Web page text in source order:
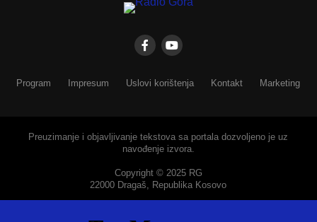
Program Impresum Uslovi korištenja Kontakt Marketing
Preuzimanje i objavljivanje tekstova sa portala dozvoljeno je uz
navođenje izvora.
Copyright © 2025 RG
22000 Dragaš, Republika Kosovo